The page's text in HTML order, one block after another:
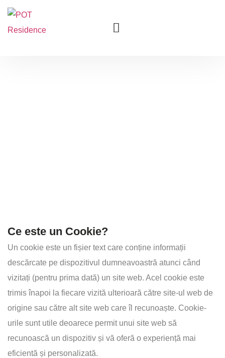
Ce este un Cookie?
Un cookie este un fișier text care conține informații
descărcate pe dispozitivul dumneavoastră atunci când
vizitați (pentru prima dată) un site web. Acel cookie este
trimis înapoi la fiecare vizită ulterioară către site-ul web de
origine sau către alt site web care îl recunoaște. Cookie-
urile sunt utile deoarece permit unui site web să
recunoască un dispozitiv și vă oferă o experiență mai
eficientă și personalizată.